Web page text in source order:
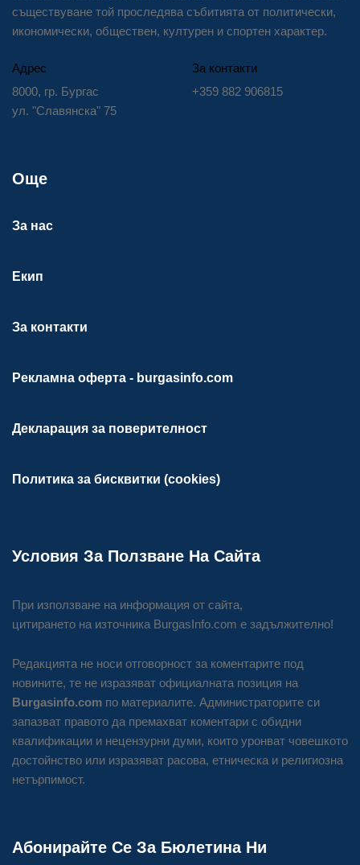
съществуване той проследява събитията от политически,
икономически, обществен, културен и спортен характер.
Адрес
8000, гр. Бургас
ул. "Славянска" 75
За контакти
+359 882 906815
Още
За нас
Екип
За контакти
Рекламна оферта - burgasinfo.com
Декларация за поверителност
Политика за бисквитки (cookies)
Условия За Ползване На Сайта
При използване на информация от сайта,
цитирането на източника BurgasInfo.com е задължително!
Редакцията не носи отговорност за коментарите под
новините, те не изразяват официалната позиция на
Burgasinfo.com по материалите. Администраторите си
запазват правото да премахват коментари с обидни
квалификации и нецензурни думи, които уронват човешкото
достойнство или изразяват расова, етническа и религиозна
нетърпимост.
Абонирайте Се За Бюлетина Ни